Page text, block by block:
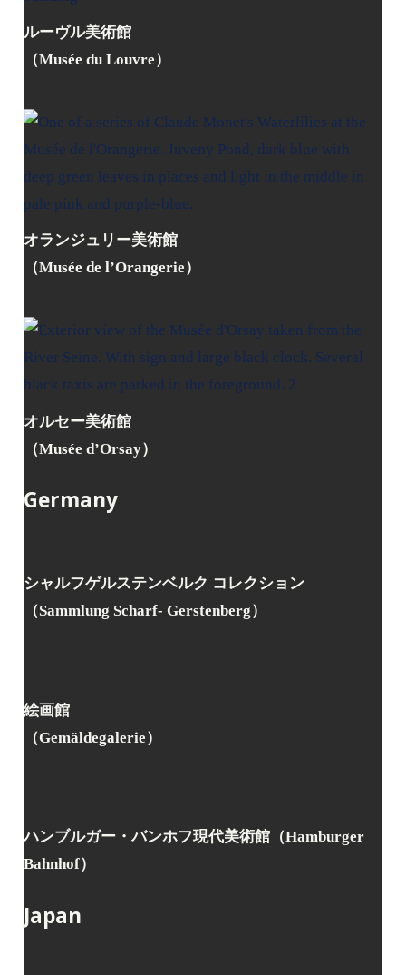
ルーヴル美術館
（Musée du Louvre）
オランジュリー美術館
（Musée de l’Orangerie）
オルセー美術館
（Musée d’Orsay）
Germany
シャルフゲルステンベルク コレクション
（Sammlung Scharf- Gerstenberg）
絵画館
（Gemäldegalerie）
ハンブルガー・バンホフ現代美術館（Hamburger
Bahnhof）
Japan